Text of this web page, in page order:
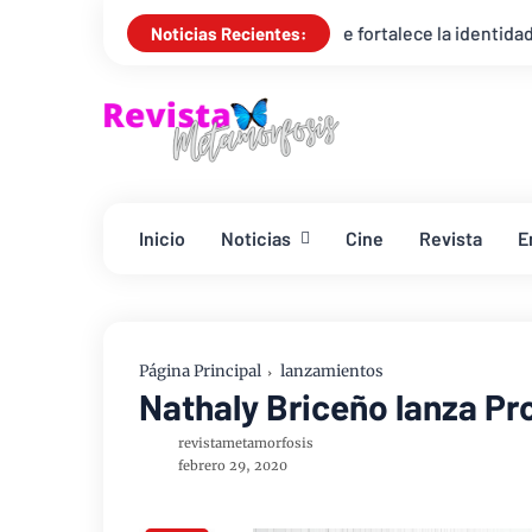
Noticias Recientes:
canción infantil que fortalece la identidad y autoestima de los
Inicio Noticias Cine Revista
Página Principal lanzamientos
Nathaly Briceño lanza
revistametamorfosis
febrero 29, 2020